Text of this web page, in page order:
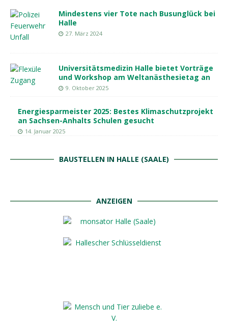
Mindestens vier Tote nach Busunglück bei
Halle
27. März 2024
Universitätsmedizin Halle bietet Vorträge
und Workshop am Weltanästhesietag an
9. Oktober 2025
Energiesparmeister 2025: Bestes Klimaschutzprojekt
an Sachsen-Anhalts Schulen gesucht
14. Januar 2025
BAUSTELLEN IN HALLE (SAALE)
ANZEIGEN